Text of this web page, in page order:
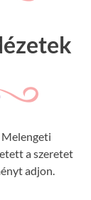
Melengeti
a szeretet
adjon.